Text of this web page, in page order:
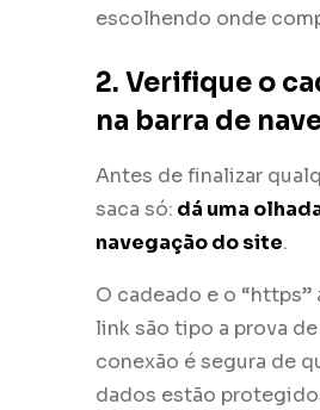
escolhendo onde
2. Verifique o
na barra de
Antes de finalizar
saca só: dá uma
navegação do site.
O cadeado e o “https”
link são tipo a prova de
conexão é segura de
dados estão